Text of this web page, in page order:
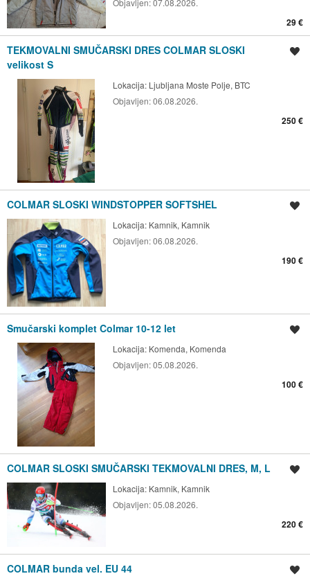
Objavljen:07.08.2026.
29 €
TEKMOVALNI SMUČARSKI DRES COLMAR SLOSKI
velikost S
Lokacija: Ljubljana Moste Polje, BTC
Objavljen:06.08.2026.
250 €
COLMAR SLOSKI WINDSTOPPER SOFTSHEL
Lokacija: Kamnik, Kamnik
Objavljen:06.08.2026.
190 €
Smučarski komplet Colmar 10-12 let
Lokacija: Komenda, Komenda
Objavljen:05.08.2026.
100 €
COLMAR SLOSKI SMUČARSKI TEKMOVALNI DRES, M, L
Lokacija: Kamnik, Kamnik
Objavljen:05.08.2026.
220 €
COLMAR bunda vel. EU 44